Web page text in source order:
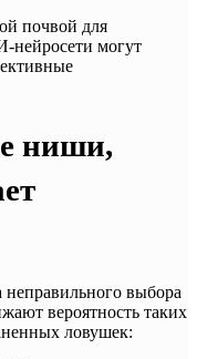
почвой для
нейросети могут
ниши,
неправильного выбора
вероятность таких
ловушек: